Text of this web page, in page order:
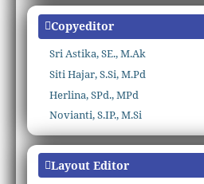
Copyeditor
Sri Astika, SE., M.Ak
Siti Hajar, S.Si, M.Pd
Herlina, SPd., MPd
Novianti, S.IP., M.Si
Layout Editor